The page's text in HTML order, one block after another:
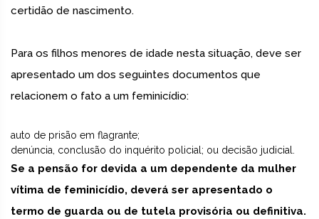
certidão de nascimento.
Para os filhos menores de idade nesta situação, deve ser
apresentado um dos seguintes documentos que
relacionem o fato a um feminicídio:
auto de prisão em flagrante;
denúncia, conclusão do inquérito policial; ou decisão judicial.
Se a pensão for devida a um dependente da mulher
vítima de feminicídio, deverá ser apresentado o
termo de guarda ou de tutela provisória ou definitiva.